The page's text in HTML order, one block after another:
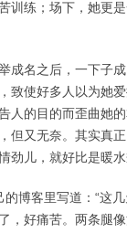
训练；场下，她更
名之后，一下子成
致使好多人以为她
人的目的而歪曲她
但又无奈。其实真
劲儿，就好比是暖
客里写道：“这几
，好痛苦。两条腿